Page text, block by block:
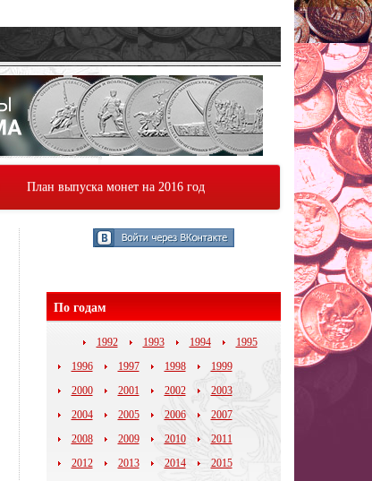
План выпуска монет на 2016 год
По годам
1992 1993 1994
1995
1996
1997 1998
1999
2000
2001 2002
2003
2004
2005 2006
2007
2008
2009 2010
2011
2012
2013 2014
2015